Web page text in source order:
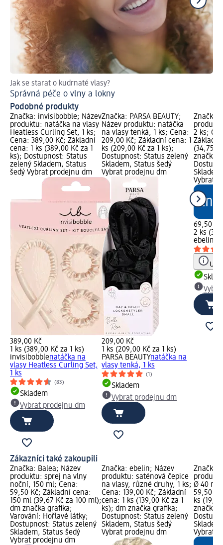
Jak se starat o kudrnaté vlasy?
Správná péče o vlny a lokny
Podobné produkty
Značka: invisibobble; Název
produktu: natáčka na vlasy
Heatless Curling Set, 1 ks;
Cena: 389,00 Kč; Základní
cena: 1 ks (389,00 Kč za 1
ks); Dostupnost: Status
zelený Skladem, Status
šedý Vybrat prodejnu dm
389,00 Kč
1 ks (389,00 Kč za 1 ks)
invisibobblenatáčka na
vlasy Heatless Curling Set,
1 ks
(83)
Skladem
Vybrat prodejnu dm
Značka: PARSA BEAUTY;
Název produktu: natáčka
na vlasy tenká, 1 ks; Cena:
209,00 Kč; Základní cena: 1
ks (209,00 Kč za 1 ks);
Dostupnost: Status zelený
Skladem, Status šedý
Vybrat prodejnu dm
209,00 Kč
1 ks (209,00 Kč za 1 ks)
PARSA BEAUTYnatáčka na
vlasy tenká, 1 ks
(1)
Skladem
Vybrat prodejnu dm
Značka:
2 ks;
(34,75
značka
Vybrat
69,50 Kč
2 ks
ebelin
Zákazníci také zakoupili
Značka: Balea; Název
produktu: sprej na vlny
noční, 150 ml; Cena:
59,50 Kč; Základní cena:
150 ml (39,67 Kč za 100 ml);
dm značka grafika;
Varování: Hořlavé látky;
Dostupnost: Status zelený
Skladem, Status šedý
Vybrat prodejnu dm
Značka: ebelin; Název
produktu: saténová čepice
na vlasy, různé druhy, 1 ks;
Cena: 139,00 Kč; Základní
cena: 1 ks (139,00 Kč za 1
ks); dm značka grafika;
Dostupnost: Status zelený
Skladem, Status šedý
Vybrat prodejnu dm
Značka:
Ø 40
59,50
ks
značka
Vybrat